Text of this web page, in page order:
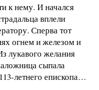
к нему. И начался
вплели
Сперва тот
огнем и железом и
лукавого желания
сыпала
летнего епископа…